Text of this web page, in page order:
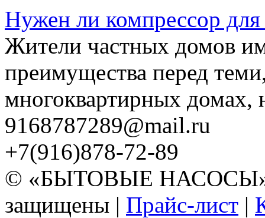
Нужен ли компрессор для
Жители частных домов
преимущества перед
многоквартирных домах,
9168787289@mail.ru
+7(916)878-72-89
© «БЫТОВЫЕ НАСОСЫ»
защищены | Прайс-лист |